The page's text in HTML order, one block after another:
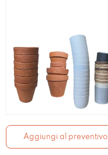
Aggiungi al preventivo